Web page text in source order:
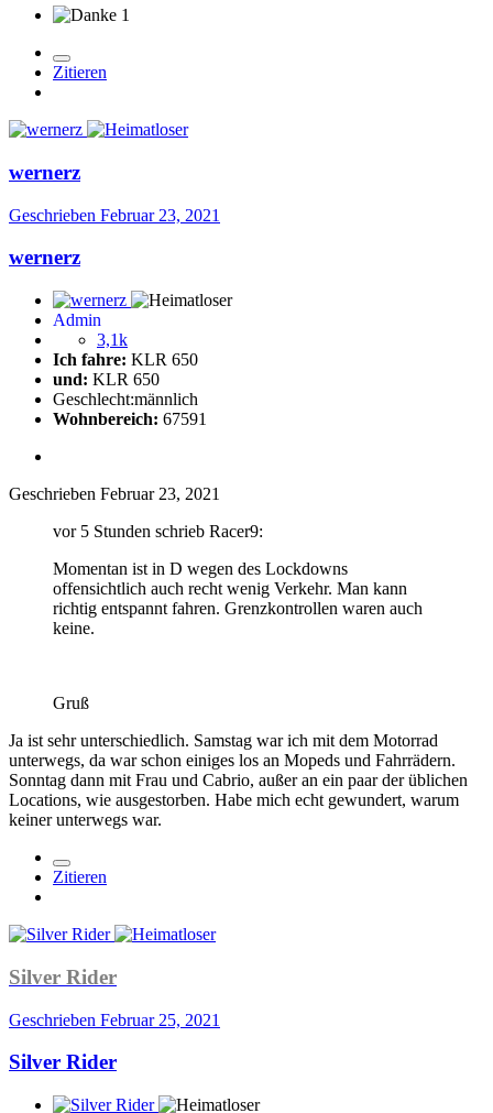
1
Zitieren
wernerz
Geschrieben Februar 23, 2021
wernerz
Admin
3,1k
Ich fahre: KLR 650
und: KLR 650
Geschlecht:männlich
Wohnbereich: 67591
Geschrieben Februar 23, 2021
vor 5 Stunden schrieb Racer9:
Momentan ist in D wegen des Lockdowns
offensichtlich auch recht wenig Verkehr. Man kann
richtig entspannt fahren. Grenzkontrollen waren auch
keine.
Gruß
Ja ist sehr unterschiedlich. Samstag war ich mit dem Motorrad
unterwegs, da war schon einiges los an Mopeds und Fahrrädern.
Sonntag dann mit Frau und Cabrio, außer an ein paar der üblichen
Locations, wie ausgestorben. Habe mich echt gewundert, warum
keiner unterwegs war.
Zitieren
Silver Rider
Geschrieben Februar 25, 2021
Silver Rider